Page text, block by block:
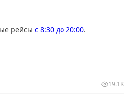
рейсы с 8:30 до 20:00.
19.1K